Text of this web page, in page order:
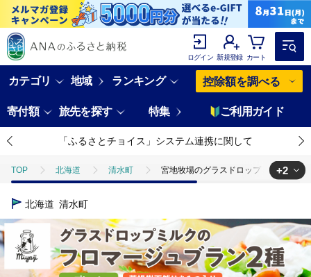
ログイン 新規登録 カート
カテゴリ 地域 ランキング 控除額を調べる
寄付額 旅先を探す 特集 ご利用ガイド
「ふるさとチョイス」システム連携に関して
TOP 北海道 清水町 宮地牧場のグラスドロップミルクで作
TOP
TOP 卵・乳製品 チーズ 宮地牧場のグラスドロップミルク
+2
北海道 清水町